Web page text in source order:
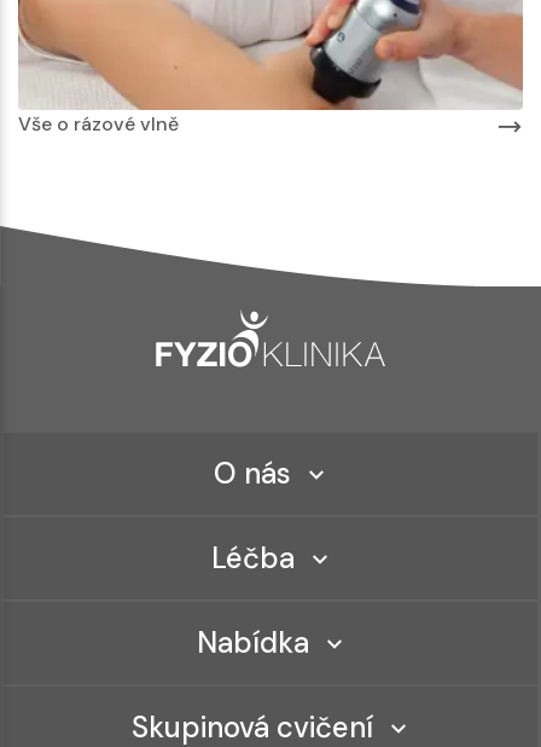
Vše o rázové vlně
O nás
Léčba
Nabídka
Skupinová cvičení